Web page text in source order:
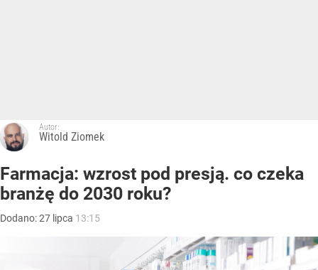
Autor:
Witold Ziomek
Farmacja: wzrost pod presją. co czeka
branżę do 2030 roku?
Dodano:27 lipca 13:15